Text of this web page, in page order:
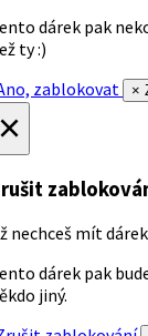
dárek pak
ty :)
zablokovat
×
nechceš mít dárek
dárek pak
jiný.